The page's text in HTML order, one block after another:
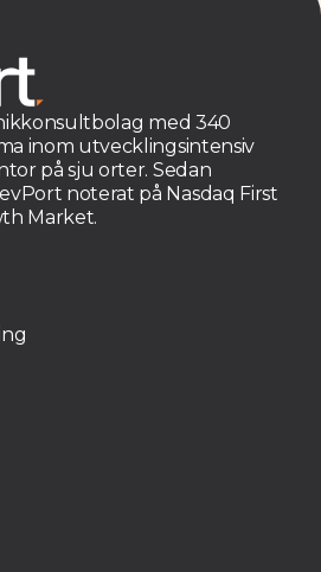
med 340
inom utvecklingsintensiv
på sju orter. Sedan
noterat på Nasdaq First
Market.